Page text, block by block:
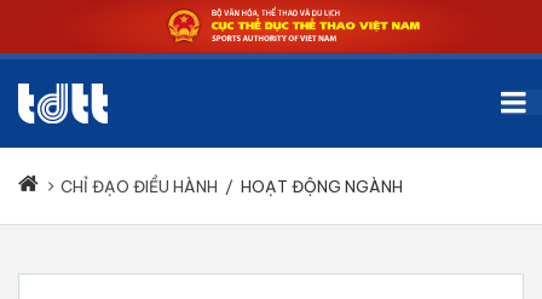
CHỈ ĐẠO ĐIỀU HÀNH / HOẠT ĐỘNG NGÀNH